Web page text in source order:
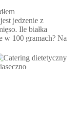
jedzenie z
Ile białka
w 100 gramach? Na